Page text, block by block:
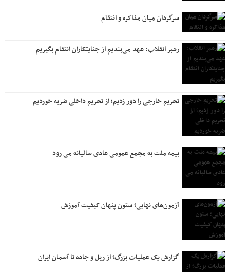
سرگردان میان مذاکره و انتقام
رهبر انقلاب: عهد می‌بندیم از جنایتکاران انتقام بگیریم
تحریم خارجی را دور زدیم؛ از تحریم داخلی ضربه خوردیم
بیمه ملت به مجمع عمومی عادی سالیانه می رود
آزمون‌های نهایی؛ ستون پنهان کیفیت آموزش
گزارش یک عملیات بزرگ؛ از ریل و جاده تا آسمان ایران